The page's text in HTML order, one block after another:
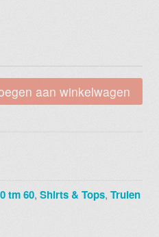
aan winkelwagen
tm 60,Shirts & Tops,Truien